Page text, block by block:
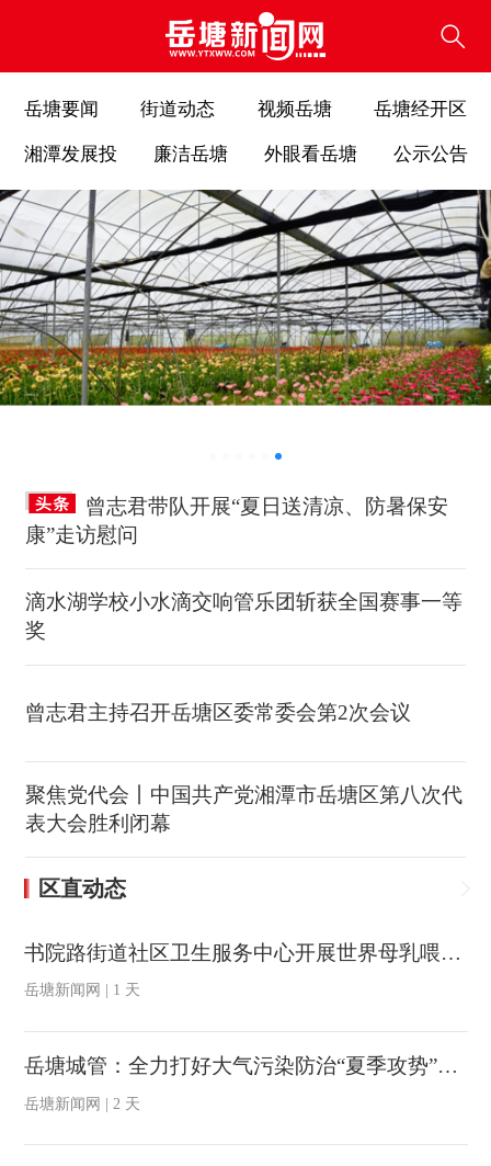
岳塘要闻 街道动态 视频岳塘 岳塘经开区
湘潭发展投 廉洁岳塘 外眼看岳塘 公示公告
曾志君带队开展“夏日送清凉、防暑保安
康”走访慰问
滴水湖学校小水滴交响管乐团斩获全国赛事一等
奖
曾志君主持召开岳塘区委常委会第2次会议
聚焦党代会丨中国共产党湘潭市岳塘区第八次代
表大会胜利闭幕
区直动态
书院路街道社区卫生服务中心开展世界母乳喂养周进小区宣传活动
岳塘新闻网 | 1 天
岳塘城管：全力打好大气污染防治“夏季攻势”攻坚战
岳塘新闻网 | 2 天